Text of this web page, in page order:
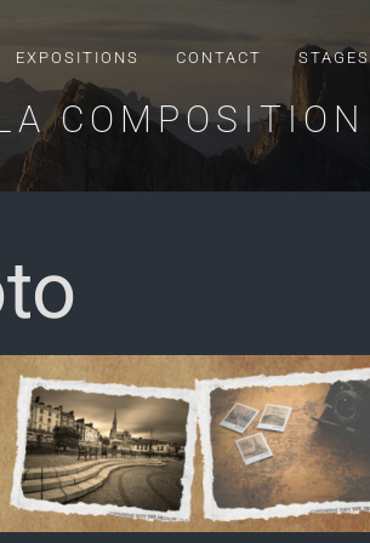
EXPOSITIONS CONTACT STAGES
COMPOSITION